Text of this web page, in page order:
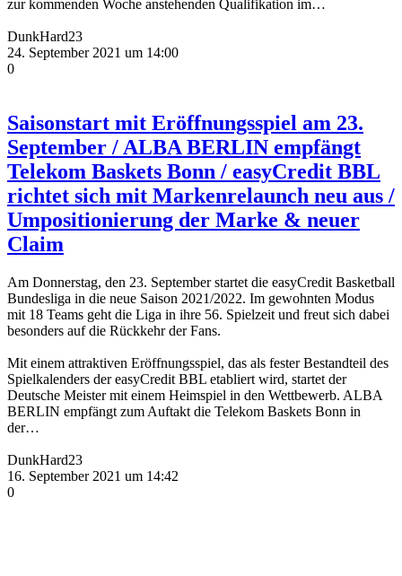
zur kommenden Woche anstehenden Qualifikation im…
DunkHard23
24. September 2021 um 14:00
0
Saisonstart mit Eröffnungsspiel am 23.
September / ALBA BERLIN empfängt
Telekom Baskets Bonn / easyCredit BBL
richtet sich mit Markenrelaunch neu aus /
Umpositionierung der Marke & neuer
Claim
Am Donnerstag, den 23. September startet die easyCredit Basketball
Bundesliga in die neue Saison 2021/2022. Im gewohnten Modus
mit 18 Teams geht die Liga in ihre 56. Spielzeit und freut sich dabei
besonders auf die Rückkehr der Fans.
Mit einem attraktiven Eröffnungsspiel, das als fester Bestandteil des
Spielkalenders der easyCredit BBL etabliert wird, startet der
Deutsche Meister mit einem Heimspiel in den Wettbewerb. ALBA
BERLIN empfängt zum Auftakt die Telekom Baskets Bonn in
der…
DunkHard23
16. September 2021 um 14:42
0